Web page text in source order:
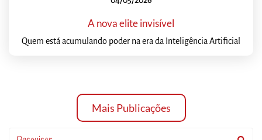
A nova elite invisível
Quem está acumulando poder na era da Inteligência Artificial
Mais Publicações